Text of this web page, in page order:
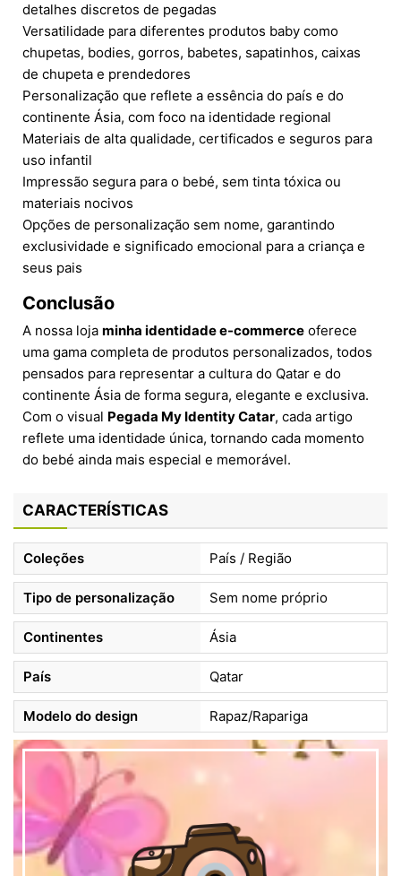
detalhes discretos de pegadas
Versatilidade para diferentes produtos baby como
chupetas, bodies, gorros, babetes, sapatinhos, caixas
de chupeta e prendedores
Personalização que reflete a essência do país e do
continente Ásia, com foco na identidade regional
Materiais de alta qualidade, certificados e seguros para
uso infantil
Impressão segura para o bebé, sem tinta tóxica ou
materiais nocivos
Opções de personalização sem nome, garantindo
exclusividade e significado emocional para a criança e
seus pais
Conclusão
A nossa loja minha identidade e-commerce oferece
uma gama completa de produtos personalizados, todos
pensados para representar a cultura do Qatar e do
continente Ásia de forma segura, elegante e exclusiva.
Com o visual Pegada My Identity Catar, cada artigo
reflete uma identidade única, tornando cada momento
do bebé ainda mais especial e memorável.
CARACTERÍSTICAS
Coleções País / Região
Tipo de personalização Sem nome próprio
Continentes Ásia
País Qatar
Modelo do design Rapaz/Rapariga